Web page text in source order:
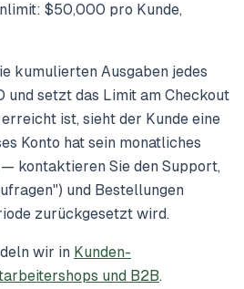
$50,000 pro Kunde,
kumulierten Ausgaben jedes
und setzt das Limit am Checkout
ist, sieht der Kunde eine
Konto hat sein monatliches
kontaktieren Sie den Support,
und Bestellungen
zurückgesetzt wird.
wir in Kunden-
und B2B.